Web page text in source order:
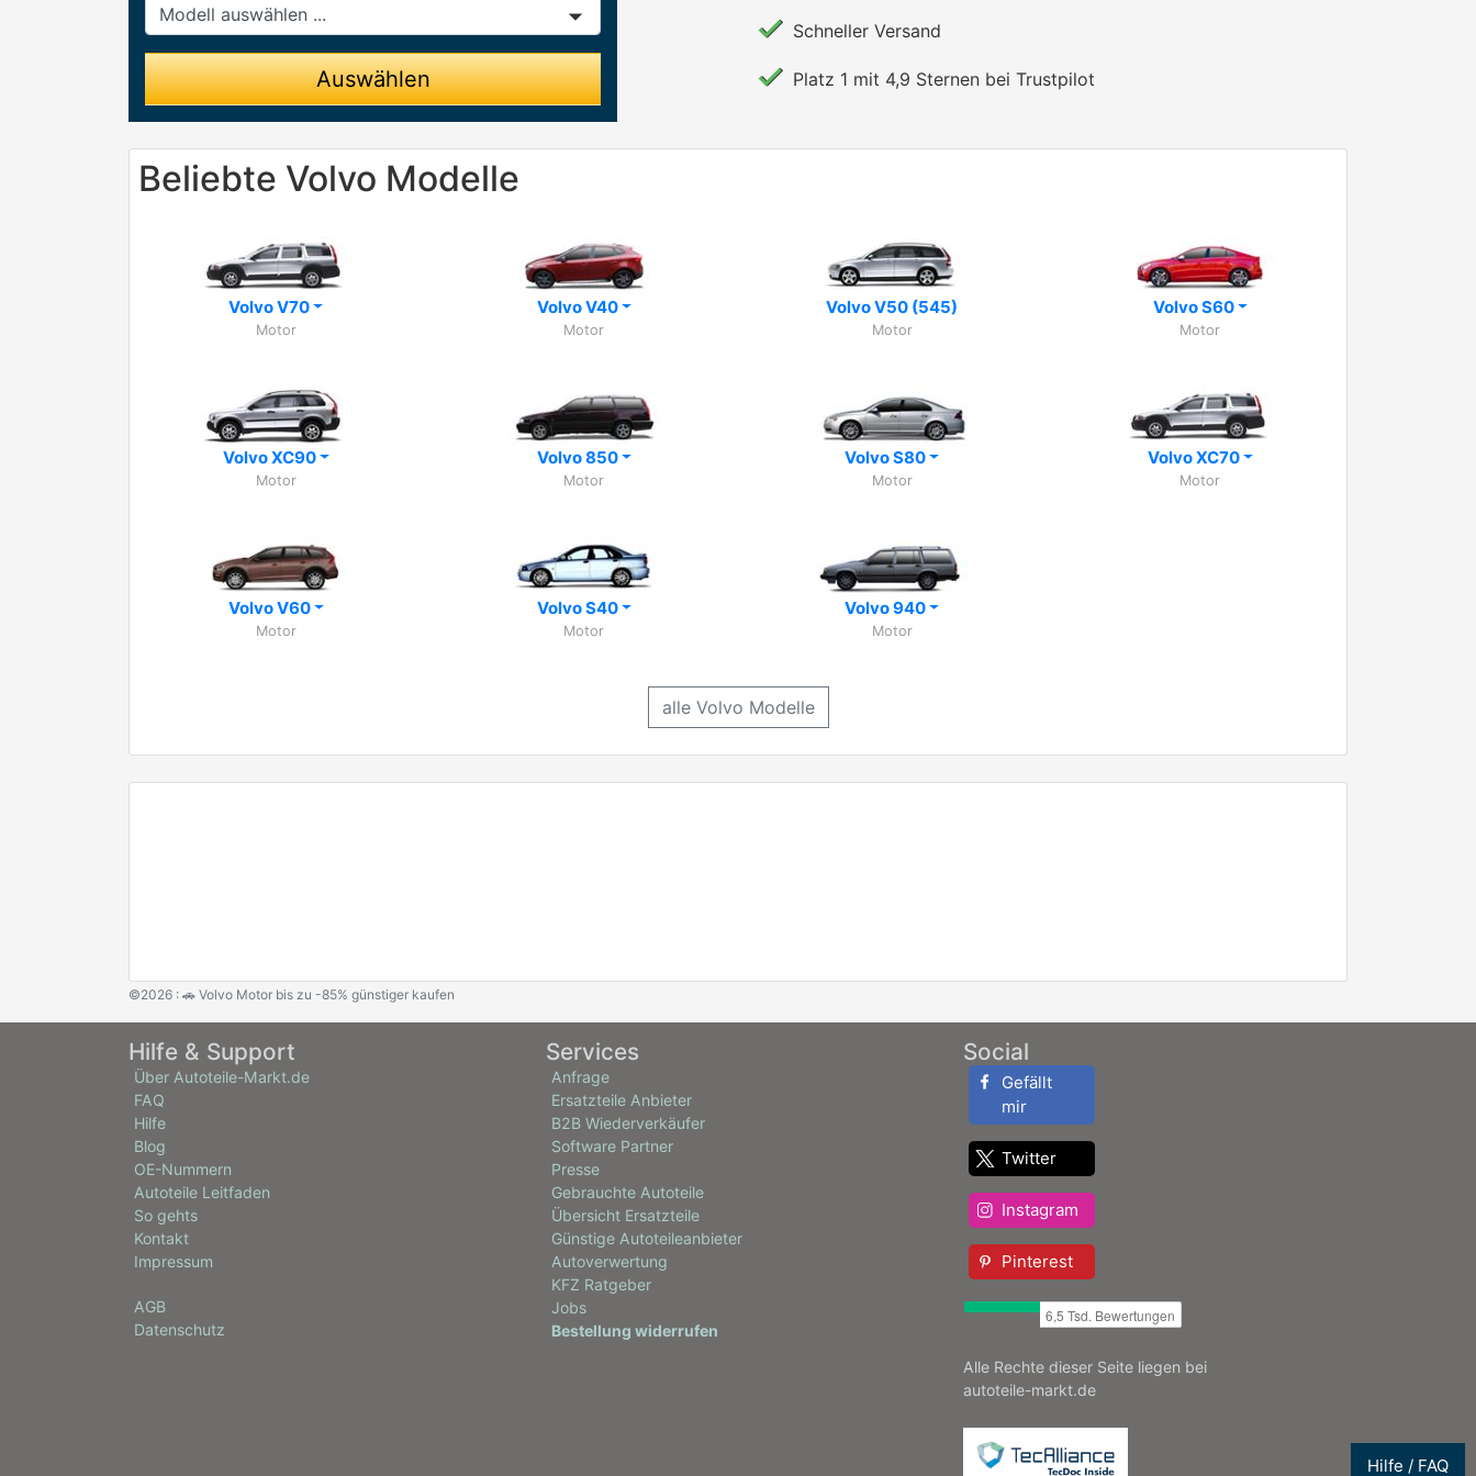
Auswählen
Schneller Versand
Platz 1 mit 4,9 Sternen bei Trustpilot
Beliebte Volvo Modelle
Volvo V70
Motor
Volvo V40
Motor
Volvo V50 (545)
Motor
Volvo S60
Motor
Volvo XC90
Motor
Volvo 850
Motor
Volvo S80
Motor
Volvo XC70
Motor
Volvo V60
Motor
Volvo S40
Motor
Volvo 940
Motor
alle Volvo Modelle
©2026 : 🚗 Volvo Motor bis zu -85% günstiger kaufen
Hilfe & Support
Über Autoteile-Markt.de
FAQ
Hilfe
Blog
OE-Nummern
Autoteile Leitfaden
So gehts
Kontakt
Impressum
AGB
Datenschutz
Services
Anfrage
Ersatzteile Anbieter
B2B Wiederverkäufer
Software Partner
Presse
Gebrauchte Autoteile
Übersicht Ersatzteile
Günstige Autoteileanbieter
Autoverwertung
KFZ Ratgeber
Jobs
Bestellung widerrufen
Social
Gefällt
mir
Twitter
Instagram
Pinterest
Alle Rechte dieser Seite liegen bei
autoteile-markt.de
Hilfe / FAQ